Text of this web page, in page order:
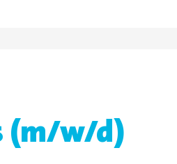
(m/w/d)